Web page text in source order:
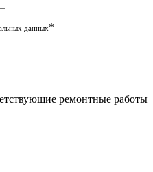
данных*
ремонтные работы